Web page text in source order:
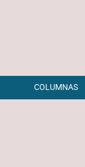
COLUMNAS